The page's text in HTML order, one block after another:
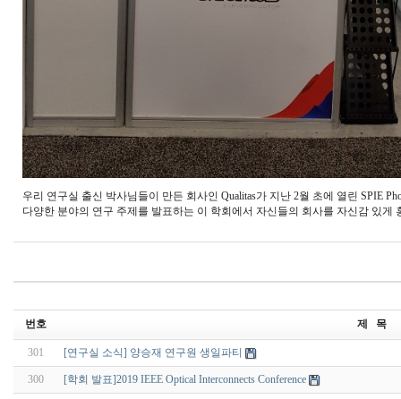
우리 연구실 출신 박사님들이 만든 회사인 Qualitas가 지난 2월 초에 열린 SPIE
다양한 분야의 연구 주제를 발표하는 이 학회에서 자신들의 회사를 자신감 있게
번호 제 목
301 [연구실 소식] 양승재 연구원 생일파티
300 [학회 발표]2019 IEEE Optical Interconnects Conference